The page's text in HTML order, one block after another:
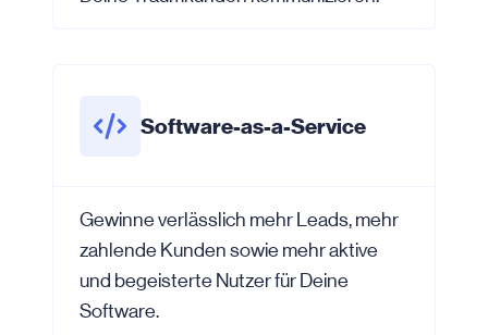
Software-as-a-Service
Gewinne verlässlich mehr Leads, mehr
zahlende Kunden sowie mehr aktive
und begeisterte Nutzer für Deine
Software.